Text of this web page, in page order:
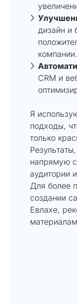
дизайн и
компании.
CRM и
Я
подходы,
только
напрямую
аудитории
Для более
создании
Евлахе,